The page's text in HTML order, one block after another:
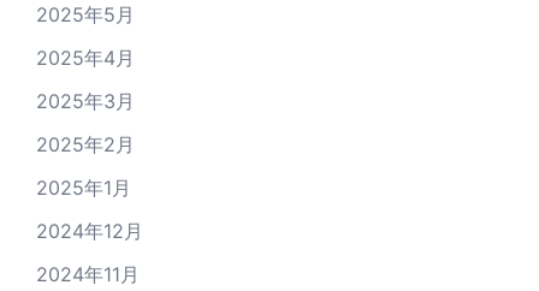
2025年5月
2025年4月
2025年3月
2025年2月
2025年1月
2024年12月
2024年11月